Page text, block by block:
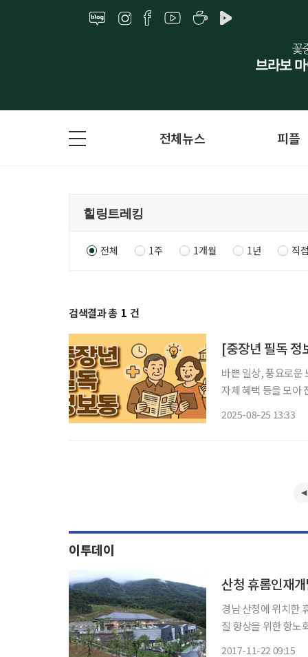
전체뉴스 피플
전체 1주 1개월 1년 직
검색결과 총 1 건
바쁜 일상, 풍요로운
자체 혜택 등을 모아 전달 드립니다. 중장년 세대에게
2025-08-25 13:33
이투데이
산청 휴롬인재
경남 산청에 위치한
질 향상을 위한 항노화 치유코스를
2017-11-22 09:15